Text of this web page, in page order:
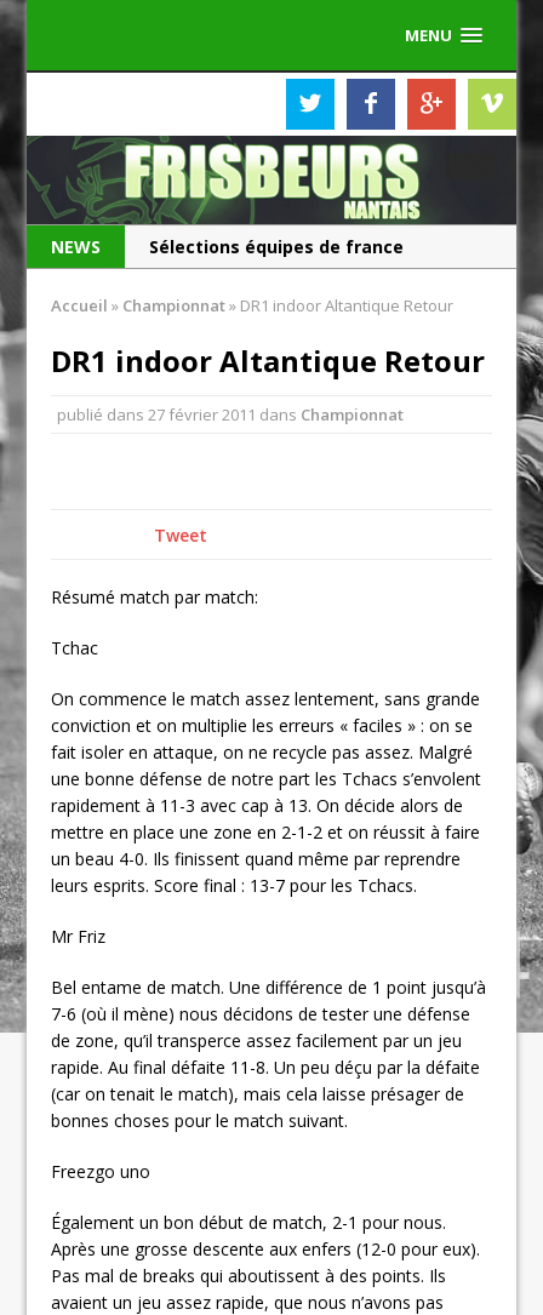
MENU
NEWS
Sélections équipes de france
Accueil » Championnat» DR1 indoor Altantique Retour
DR1 indoor Altantique Retour
publié dans27 février 2011 dans Championnat
Tweet
Résumé match par match:
Tchac
On commence le match assez lentement, sans grande
conviction et on multiplie les erreurs « faciles » : on se
fait isoler en attaque, on ne recycle pas assez. Malgré
une bonne défense de notre part les Tchacs s’envolent
rapidement à 11-3 avec cap à 13. On décide alors de
mettre en place une zone en 2-1-2 et on réussit à faire
un beau 4-0. Ils finissent quand même par reprendre
leurs esprits. Score final : 13-7 pour les Tchacs.
Mr Friz
Bel entame de match. Une différence de 1 point jusqu’à
7-6 (où il mène) nous décidons de tester une défense
de zone, qu’il transperce assez facilement par un jeu
rapide. Au final défaite 11-8. Un peu déçu par la défaite
(car on tenait le match), mais cela laisse présager de
bonnes choses pour le match suivant.
Freezgo uno
Également un bon début de match, 2-1 pour nous.
Après une grosse descente aux enfers (12-0 pour eux).
Pas mal de breaks qui aboutissent à des points. Ils
avaient un jeu assez rapide, que nous n’avons pas